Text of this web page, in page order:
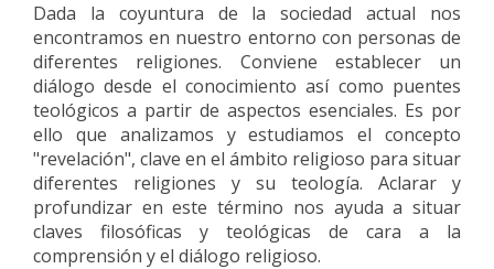
Dada la coyuntura de la sociedad actual nos
encontramos en nuestro entorno con personas de
diferentes religiones. Conviene establecer un
diálogo desde el conocimiento así como puentes
teológicos a partir de aspectos esenciales. Es por
ello que analizamos y estudiamos el concepto
"revelación", clave en el ámbito religioso para situar
diferentes religiones y su teología. Aclarar y
profundizar en este término nos ayuda a situar
claves filosóficas y teológicas de cara a la
comprensión y el diálogo religioso.